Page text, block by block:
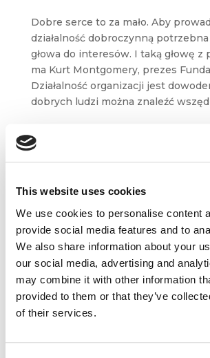
This website uses cookies
We use cookies to personalise content
provide social media features and to
We also share information about your
our social media, advertising and
may combine it with other information
provided to them or that they’ve
of their services.
Dobre serce to za mało. Aby
działalność dobroczynną
głowa do interesów. I taką głowę z
ma Kurt Montgomery, prezes
Działalność organizacji jest
dobrych ludzi można znaleźć
Consumer Trend Canvas: Jak
insight w działanie?
Droga do innowacji to przejście
ląd. Żadnej mapy nie ma, bo nikt
nie wytyczył ścieżek. Ale są
mogą nam posłużyć za kompas,
właściwy kierunek. Przykładem
Trend...